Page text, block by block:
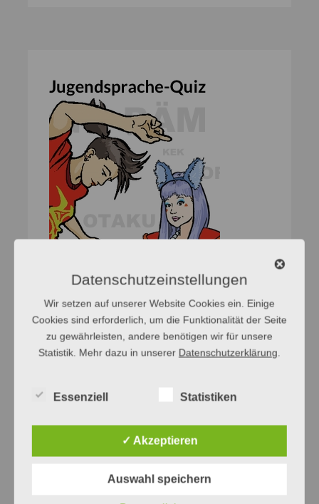
Datenschutzeinstellungen
Wir setzen auf unserer Website Cookies ein. Einige
Cookies sind erforderlich, um die Funktionalität der Seite
zu gewährleisten, andere benötigen wir für unsere
Statistik. Mehr dazu in unserer Datenschutzerklärung
Essenziell Statistiken
✓ Akzeptieren
Auswahl speichern